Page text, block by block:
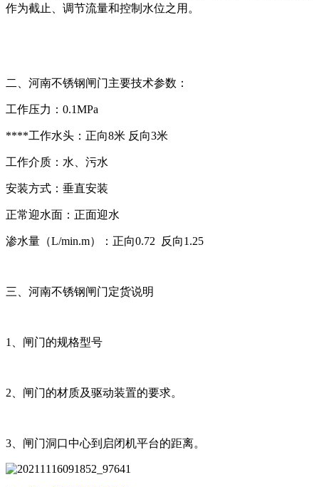
作为截止、调节流量和控制水位之用。
二、河南不锈钢闸门主要技术参数：
工作压力：0.1MPa
****工作水头：正向8米 反向3米
工作介质：水、污水
安装方式：垂直安装
正常迎水面：正面迎水
渗水量（L/min.m）：正向0.72 反向1.25
三、河南不锈钢闸门定货说明
1、闸门的规格型号
2、闸门的材质及驱动装置的要求。
3、闸门洞口中心到启闭机平台的距离。